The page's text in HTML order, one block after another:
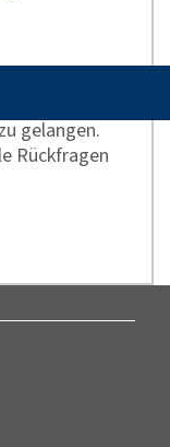
zu Ihren
zu gelangen.
Rückfragen